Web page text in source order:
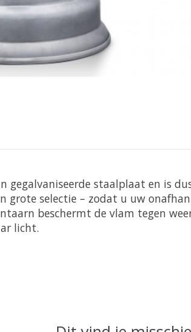
gegalvaniseerde staalplaat en is
grote selectie – zodat u uw
beschermt de vlam tegen
licht.